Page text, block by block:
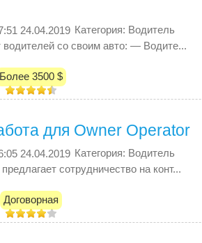
24.04.2019 Категория: Водитель
водителей со своим авто: — Водите...
Более 3500 $
для Owner Оperator
24.04.2019 Категория: Водитель
сотрудничество на конт...
Договорная